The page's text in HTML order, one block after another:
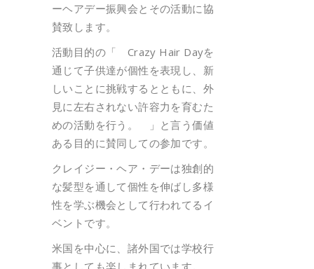
ーヘアデー振興会とその活動に協
賛致します。
活動目的の「 Crazy Hair Dayを
通じて子供達が個性を表現し、新
しいことに挑戦するとともに、外
見に左右されない許容力を育むた
めの活動を行う。 」と言う価値
ある目的に賛同しての参加です。
クレイジー・ヘア・デーは独創的
な髪型を通して個性を伸ばし多様
性を学ぶ機会として行われてるイ
ベントです。
米国を中心に、諸外国では学校行
事としても楽しまれています。